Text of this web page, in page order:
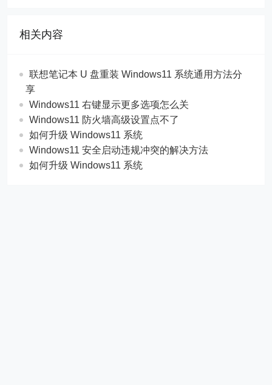
相关内容
联想笔记本 U 盘重装 Windows11 系统通用方法分
享
Windows11 右键显示更多选项怎么关
Windows11 防火墙高级设置点不了
如何升级 Windows11 系统
Windows11 安全启动违规冲突的解决方法
如何升级 Windows11 系统